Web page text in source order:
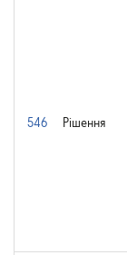
546 Рішення